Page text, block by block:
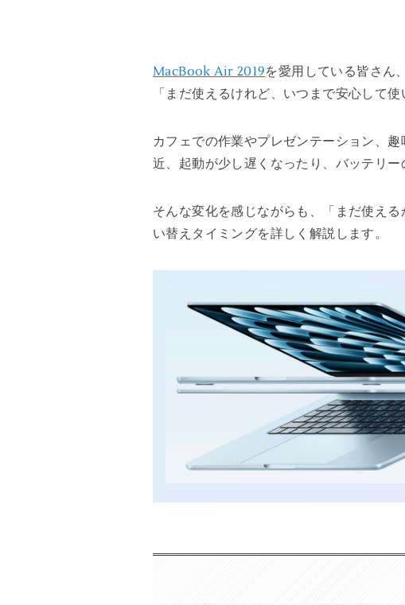
MacBook Air 2019を愛用している皆さん
「まだ使えるけれど、いつまで安心して
カフェでの作業やプレゼンテーション、
近、起動が少し遅くなったり、バッテリー
そんな変化を感じながらも、「まだ使え
い替えタイミングを詳しく解説します。